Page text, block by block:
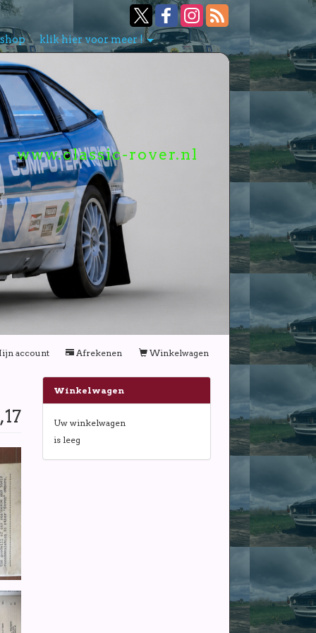
www.classic-rover.nl
klik hier voor meer !
Winkelwagen
Afrekenen
account
Winkelwagen
Uw winkelwagen
is leeg